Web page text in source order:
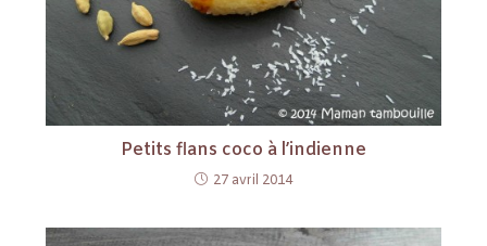
Petits flans coco à l’indienne
27 avril 2014